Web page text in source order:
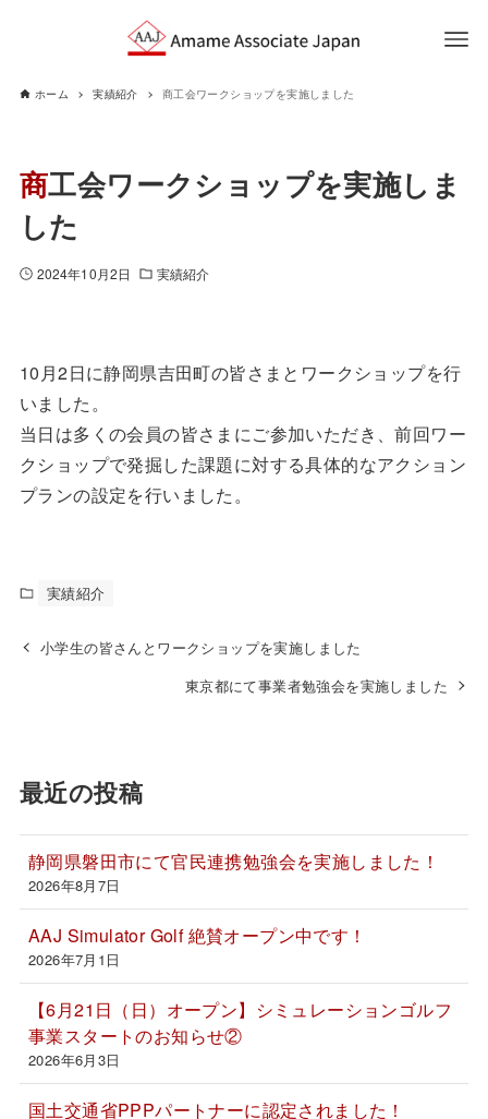
ホーム 実績紹介 商工会ワークショップを実施しました
商工会ワークショップを実施しま
した
2024年10月2日 実績紹介
10月2日に静岡県吉田町の皆さまとワークショップを行
いました。
当日は多くの会員の皆さまにご参加いただき、前回ワー
クショップで発掘した課題に対する具体的なアクション
プランの設定を行いました。
実績紹介
小学生の皆さんとワークショップを実施しました
東京都にて事業者勉強会を実施しました
最近の投稿
静岡県磐田市にて官民連携勉強会を実施しました！
2026年8月7日
AAJ Simulator Golf 絶賛オープン中です！
2026年7月1日
【6月21日（日）オープン】シミュレーションゴルフ
事業スタートのお知らせ②
2026年6月3日
国土交通省PPPパートナーに認定されました！